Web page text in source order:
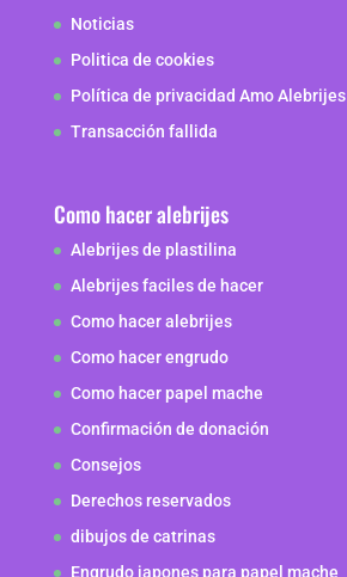
Noticias
Politica de cookies
Política de privacidad Amo Alebrijes
Transacción fallida
Como hacer alebrijes
Alebrijes de plastilina
Alebrijes faciles de hacer
Como hacer alebrijes
Como hacer engrudo
Como hacer papel mache
Confirmación de donación
Consejos
Derechos reservados
dibujos de catrinas
Engrudo japones para papel mache